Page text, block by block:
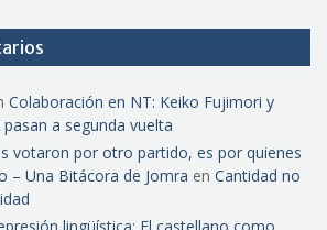
Colaboración en NT: Keiko Fujimori y
a segunda vuelta
votaron por otro partido, es por quienes
– Una Bitácora de Jomra en Cantidad no